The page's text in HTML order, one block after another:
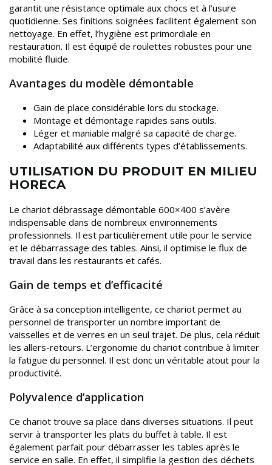
garantit une résistance optimale aux chocs et à l’usure
quotidienne. Ses finitions soignées facilitent également son
nettoyage. En effet, l’hygiène est primordiale en
restauration. Il est équipé de roulettes robustes pour une
mobilité fluide.
Avantages du modèle démontable
Gain de place considérable lors du stockage.
Montage et démontage rapides sans outils.
Léger et maniable malgré sa capacité de charge.
Adaptabilité aux différents types d’établissements.
UTILISATION DU PRODUIT EN MILIEU
HORECA
Le chariot débrassage démontable 600×400 s’avère
indispensable dans de nombreux environnements
professionnels. Il est particulièrement utile pour le service
et le débarrassage des tables. Ainsi, il optimise le flux de
travail dans les restaurants et cafés.
Gain de temps et d’efficacité
Grâce à sa conception intelligente, ce chariot permet au
personnel de transporter un nombre important de
vaisselles et de verres en un seul trajet. De plus, cela réduit
les allers-retours. L’ergonomie du chariot contribue à limiter
la fatigue du personnel. Il est donc un véritable atout pour la
productivité.
Polyvalence d’application
Ce chariot trouve sa place dans diverses situations. Il peut
servir à transporter les plats du buffet à table. Il est
également parfait pour débarrasser les tables après le
service en salle. En effet, il simplifie la gestion des déchets